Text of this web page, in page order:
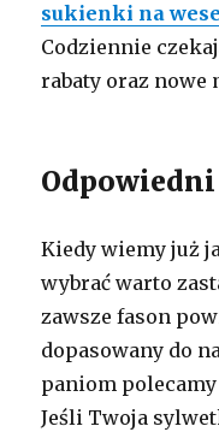
sukienki na
Codziennie
rabaty oraz nowe
Kiedy wiemy już
wybrać warto
zawsze fason
dopasowany do
paniom
Jeśli Twoja